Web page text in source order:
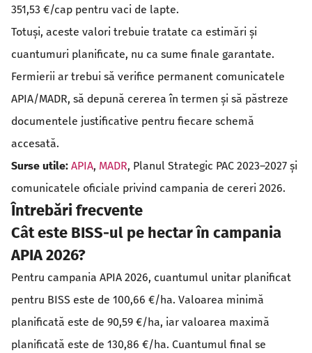
351,53 €/cap pentru vaci de lapte.
Totuși, aceste valori trebuie tratate ca estimări și
cuantumuri planificate, nu ca sume finale garantate.
Fermierii ar trebui să verifice permanent comunicatele
APIA/MADR, să depună cererea în termen și să păstreze
documentele justificative pentru fiecare schemă
accesată.
Surse utile: APIA, MADR, Planul Strategic PAC 2023–2027 și
comunicatele oficiale privind campania de cereri 2026.
Întrebări frecvente
Cât este BISS-ul pe hectar în campania
APIA 2026?
Pentru campania APIA 2026, cuantumul unitar planificat
pentru BISS este de 100,66 €/ha. Valoarea minimă
planificată este de 90,59 €/ha, iar valoarea maximă
planificată este de 130,86 €/ha. Cuantumul final se